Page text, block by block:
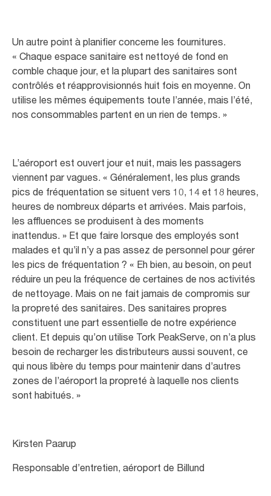
Un autre point à planifier concerne les fournitures.
« Chaque espace sanitaire est nettoyé de fond en
comble chaque jour, et la plupart des sanitaires sont
contrôlés et réapprovisionnés huit fois en moyenne. On
utilise les mêmes équipements toute l’année, mais l’été,
nos consommables partent en un rien de temps. »
L’aéroport est ouvert jour et nuit, mais les passagers
viennent par vagues. « Généralement, les plus grands
pics de fréquentation se situent vers 10, 14 et 18 heures,
heures de nombreux départs et arrivées. Mais parfois,
les affluences se produisent à des moments
inattendus. » Et que faire lorsque des employés sont
malades et qu’il n’y a pas assez de personnel pour gérer
les pics de fréquentation ? « Eh bien, au besoin, on peut
réduire un peu la fréquence de certaines de nos activités
de nettoyage. Mais on ne fait jamais de compromis sur
la propreté des sanitaires. Des sanitaires propres
constituent une part essentielle de notre expérience
client. Et depuis qu’on utilise Tork PeakServe, on n’a plus
besoin de recharger les distributeurs aussi souvent, ce
qui nous libère du temps pour maintenir dans d’autres
zones de l’aéroport la propreté à laquelle nos clients
sont habitués. »
Kirsten Paarup
Responsable d’entretien, aéroport de Billund